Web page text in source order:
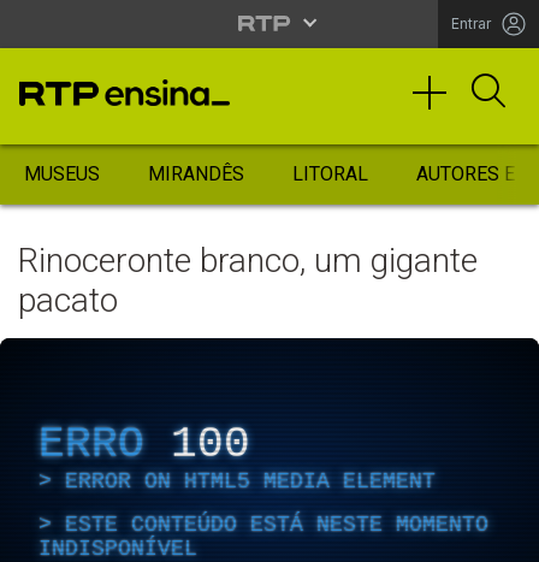
Entrar
MUSEUS MIRANDÊS LITORAL AUTORES
Rinoceronte branco, um gigante
pacato
ERRO 100
ERROR ON HTML5 MEDIA ELEMENT
ESTE CONTEÚDO ESTÁ NESTE MOMENTO
INDISPONÍVEL